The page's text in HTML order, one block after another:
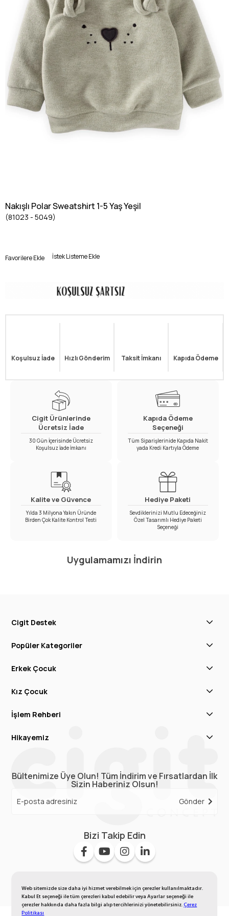
Web sitemizde size daha iyi hizmet verebilmek için çerezler kullanılmaktadır.
Kabul Et seçeneği ile tüm çerezleri kabul edebilir veya Ayarlar seçeneği ile
çerezler hakkında daha fazla bilgi alıp tercihlerinizi yönetebilirsiniz.Çerez
Politikası
Nakışlı Polar Sweatshirt 1-5 Yaş Yeşil
(81023 - 5049)
Favorilere Ekle İstek Listeme Ekle
Koşulsuz İade Hızlı Gönderim Taksit İmkanı Kapıda Ödeme
Cigit Ürünlerinde
Ücretsiz İade
30 Gün İçerisinde Ücretsiz
Koşulsuz İade İmkanı
Kapıda Ödeme
Seçeneği
Tüm Siparişlerinide Kapıda Nakit
yada Kredi Kartıyla Ödeme
Kalite ve Güvence
Yılda 3 Milyona Yakın Üründe
Birden Çok Kalite Kontrol Testi
Hediye Paketi
Sevdiklerinizi Mutlu Edeceğiniz
Özel Tasarımlı Hediye Paketi
Seçeneği
Uygulamamızı İndirin
Cigit Destek
Popüler Kategoriler
Erkek Çocuk
Kız Çocuk
İşlem Rehberi
Hikayemiz
Bültenimize Üye Olun! Tüm İndirim ve Fırsatlardan İlk
Sizin Haberiniz Olsun!
Gönder
Bizi Takip Edin